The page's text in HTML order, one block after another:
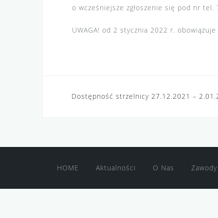
o wcześniejsze zgłoszenie się pod nr tel.
UWAGA! od 2 stycznia 2022 r.
Nawigacja
Dostępność strzelnicy 27.12.2021 –
HOME Aktualności O Nas Zawody